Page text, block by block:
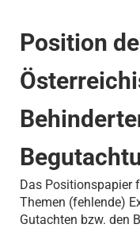
Position
Das Positionspapier
Themen (fehlende)
Gutachten bzw. den